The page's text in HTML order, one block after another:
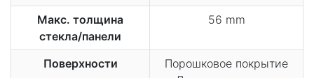
Макс. толщина
стекла/панели
56 mm
Поверхности
Порошковое покрытие